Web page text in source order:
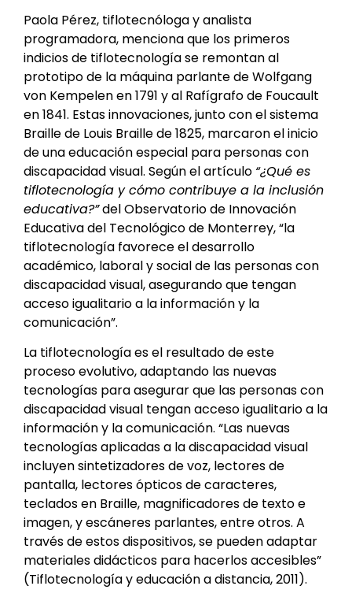
Paola Pérez, tiflotecnóloga y analista
programadora, menciona que los primeros
indicios de tiflotecnología se remontan al
prototipo de la máquina parlante de Wolfgang
von Kempelen en 1791 y al Rafígrafo de Foucault
en 1841. Estas innovaciones, junto con el sistema
Braille de Louis Braille de 1825, marcaron el inicio
de una educación especial para personas con
discapacidad visual. Según el artículo “¿Qué es
tiflotecnología y cómo contribuye a la inclusión
educativa?”del Observatorio de Innovación
Educativa del Tecnológico de Monterrey, “la
tiflotecnología favorece el desarrollo
académico, laboral y social de las personas con
discapacidad visual, asegurando que tengan
acceso igualitario a la información y la
comunicación”.
La tiflotecnología es el resultado de este
proceso evolutivo, adaptando las nuevas
tecnologías para asegurar que las personas con
discapacidad visual tengan acceso igualitario a la
información y la comunicación. “Las nuevas
tecnologías aplicadas a la discapacidad visual
incluyen sintetizadores de voz, lectores de
pantalla, lectores ópticos de caracteres,
teclados en Braille, magnificadores de texto e
imagen, y escáneres parlantes, entre otros. A
través de estos dispositivos, se pueden adaptar
materiales didácticos para hacerlos accesibles”
(Tiflotecnología y educación a distancia, 2011).